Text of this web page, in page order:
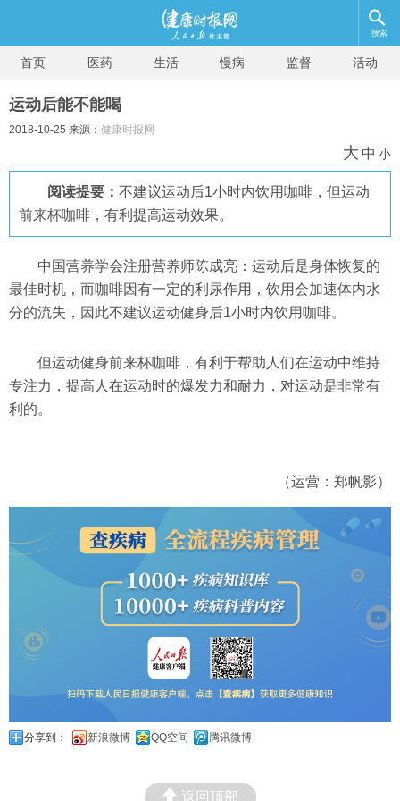
搜索
首页 医药 生活 慢病 监督 活动
运动后能不能喝
2018-10-25 来源： 健康时报网
大 中 小
阅读提要： 不建议运动后1小时内饮用咖啡，但运动
前来杯咖啡，有利提高运动效果。
中国营养学会注册营养师陈成亮：运动后是身体恢复的
最佳时机，而咖啡因有一定的利尿作用，饮用会加速体内水
分的流失，因此不建议运动健身后1小时内饮用咖啡。
但运动健身前来杯咖啡，有利于帮助人们在运动中维持
专注力，提高人在运动时的爆发力和耐力，对运动是非常有
利的。
（运营：郑帆影）
分享到： 新浪微博 QQ空间 腾讯微博
返回顶部